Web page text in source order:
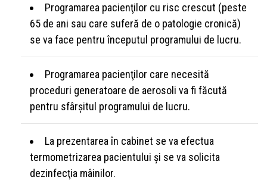
Programarea pacienţilor cu risc crescut (peste
65 de ani sau care suferă de o patologie cronică)
se va face pentru începutul programului de lucru.
Programarea pacienţilor care necesită
proceduri generatoare de aerosoli va fi făcută
pentru sfârşitul programului de lucru.
La prezentarea în cabinet se va efectua
termometrizarea pacientului şi se va solicita
dezinfecţia mâinilor.